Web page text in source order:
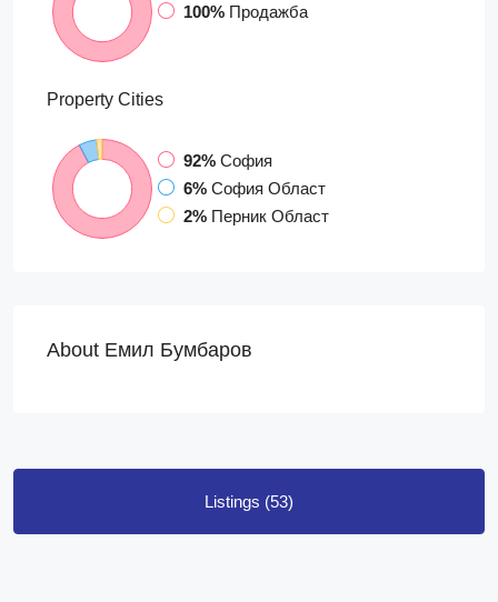
100% Продажба
Property Cities
92% София
6% София Област
2% Перник Област
About Емил Бумбаров
Listings (53)